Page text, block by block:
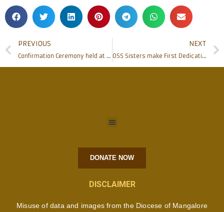
PREVIOUS
Confirmation Ceremony held at Milagres Church Mangalore
NEXT
OSS Sisters make First Dedication at Infant Mary Church Mangalore
DONATE NOW
DISCLAIMER
Misuse of data and images from the Diocese of Mangalore